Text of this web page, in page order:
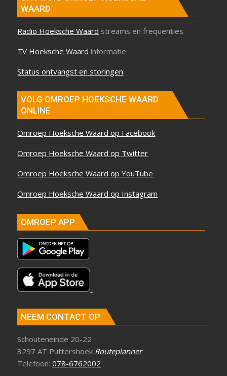
WAARD
Radio Hoeksche Waard streams en frequenties
TV Hoeksche Waard informatie
Status ontvangst en storingen
VOLG OMROEP HOEKSCHE WAARD
ONLINE
Omroep Hoeksche Waard op Facebook
Omroep Hoeksche Waard op Twitter
Omroep Hoeksche Waard op YouTube
Omroep Hoeksche Waard op Instagram
OMROEP APP
NEEM CONTACT OP
Schouteneinde 20-22
3297 AT Puttershoek Routeplanner
Telefoon:078-6762002